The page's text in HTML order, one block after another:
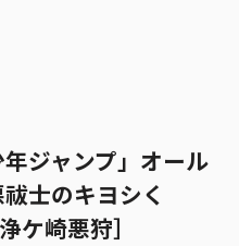
ジャンプ」オール
士のキヨシく
崎悪狩］